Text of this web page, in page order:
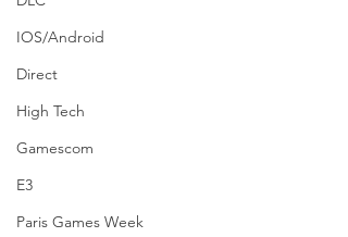
IOS/Android
Direct
High Tech
Gamescom
E3
Paris Games Week